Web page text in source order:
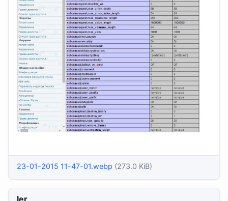
23-01-2015 11-47-01.webp (273.0 KiB)